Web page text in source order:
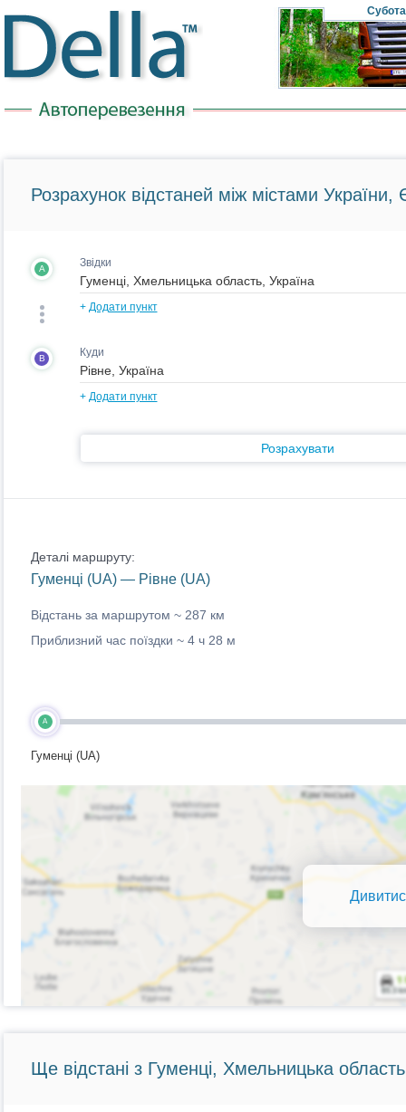
Субота
Розрахунок відстаней між містами України,
A Звідки
+ Додати пункт
B Куди
+ Додати пункт
Розрахувати
Деталі маршруту:
Гуменці (UA) — Рівне (UA)
Відстань за маршрутом ~ 287 км
Приблизний час поїздки ~ 4 ч 28 м
A
Гуменці (UA)
Ще відстані з Гуменці, Хмельницька